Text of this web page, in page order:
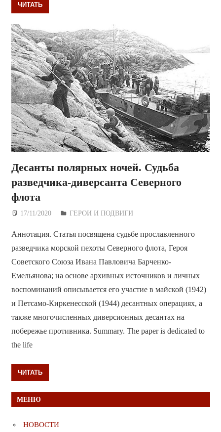
ЧИТАТЬ
Десанты полярных ночей. Судьба
разведчика-диверсанта Северного
флота
17/11/2020 Дежурный по Редакции
ГЕРОИ И ПОДВИГИ
Аннотация. Статья посвящена судьбе прославленного
разведчика морской пехоты Северного флота, Героя
Советского Союза Ивана Павловича Барченко-
Емельянова; на основе архивных источников и личных
воспоминаний описывается его участие в майской (1942)
и Петсамо-Киркенесской (1944) десантных операциях, а
также многочисленных диверсионных десантах на
побережье противника. Summary. The paper is dedicated to
the life
ЧИТАТЬ
МЕНЮ
НОВОСТИ